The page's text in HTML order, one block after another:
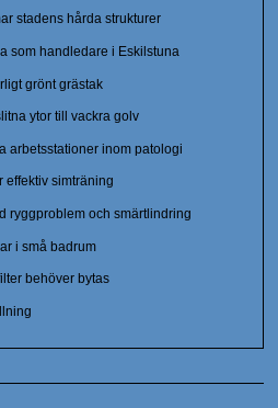
stadens hårda strukturer
som handledare i Eskilstuna
grönt grästak
ytor till vackra golv
arbetsstationer inom patologi
effektiv simträning
ryggproblem och smärtlindring
i små badrum
behöver bytas